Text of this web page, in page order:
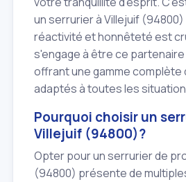
un serrurier à Villejuif
réactivité et honnêteté est
s'engage à être ce
offrant une gamme complète
adaptés à toutes les
Pourquoi choisir un
Villejuif (94800)?
Opter pour un serrurier de
(94800) présente de